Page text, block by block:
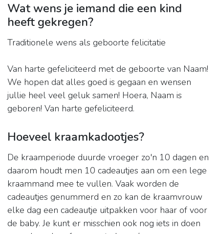
Wat wens je iemand die een kind
heeft gekregen?
Traditionele wens als geboorte felicitatie
Van harte gefeliciteerd met de geboorte van Naam!
We hopen dat alles goed is gegaan en wensen
jullie heel veel geluk samen! Hoera, Naam is
geboren! Van harte gefeliciteerd.
Hoeveel kraamkadootjes?
De kraamperiode duurde vroeger zo'n 10 dagen en
daarom houdt men 10 cadeautjes aan om een lege
kraammand mee te vullen. Vaak worden de
cadeautjes genummerd en zo kan de kraamvrouw
elke dag een cadeautje uitpakken voor haar of voor
de baby. Je kunt er misschien ook nog iets in doen